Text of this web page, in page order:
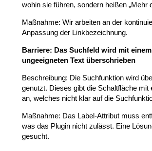
wohin sie führen, sondern heißen „Mehr
Maßnahme: Wir arbeiten an der
Anpassung der Linkbezeichnung.
Barriere: Das Suchfeld wird mit einem
ungeeigneten Text überschrieben
Beschreibung: Die Suchfunktion wird
genutzt. Dieses gibt die Schaltfläche mit
an, welches nicht klar auf die
Maßnahme: Das Label-Attribut muss
was das Plugin nicht zulässt. Eine
gesucht.